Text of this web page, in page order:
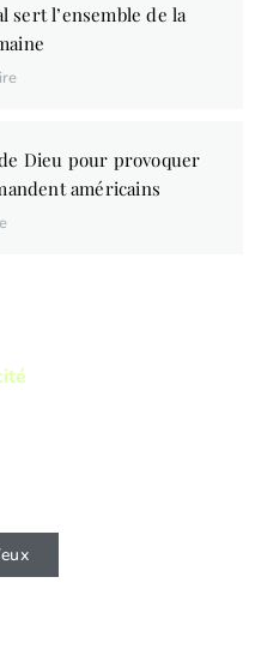
sert l’ensemble de la
Dieu pour provoquer
américains